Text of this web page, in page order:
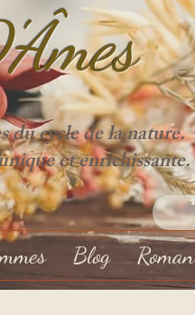
s
du cycle de la nature.
et enrichissante.
Blog Roman